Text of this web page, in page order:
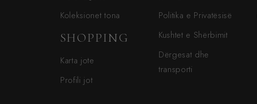
Koleksionet tona
SHOPPING
Karta jote
Profili jot
Politika e Privatësisë
Kushtet e Shërbimit
Dërgesat dhe
transporti